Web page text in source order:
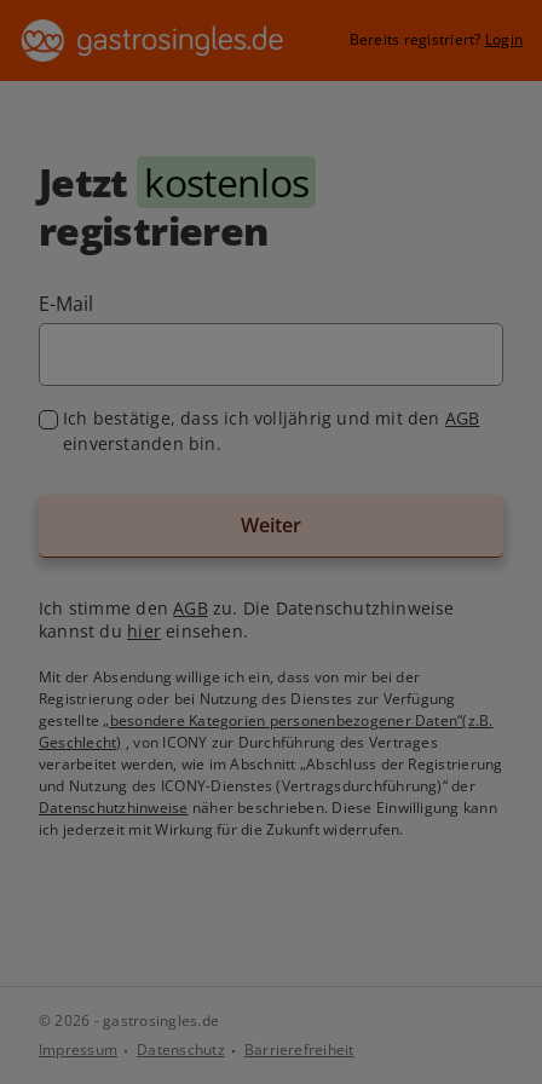
Bereits registriert? Login
Jetzt kostenlos
registrieren
E-Mail
Ich bestätige, dass ich volljährig und mit den AGB
einverstanden bin.
Weiter
Ich stimme denAGB zu. Die Datenschutzhinweise
kannst du hiereinsehen.
Mit der Absendung willige ich ein, dass von mir bei der
Registrierung oder bei Nutzung des Dienstes zur Verfügung
gestellte„besondere Kategorien personenbezogener Daten“(z.B.
Geschlecht) , von ICONY zur Durchführung des Vertrages
verarbeitet werden, wie im Abschnitt „Abschluss der Registrierung
und Nutzung des ICONY-Dienstes (Vertragsdurchführung)“ der
Datenschutzhinweise näher beschrieben. Diese Einwilligung kann
ich jederzeit mit Wirkung für die Zukunft widerrufen.
© 2026 - gastrosingles.de
Impressum
Datenschutz Barrierefreiheit